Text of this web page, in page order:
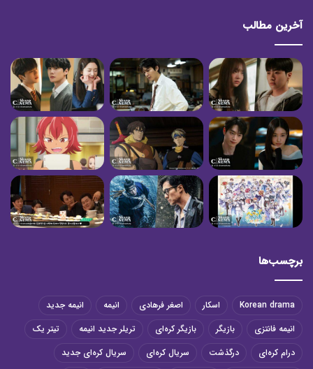
آخرین مطالب
برچسب‌ها
Korean drama اسکار اصغر فرهادی انیمه
انیمه جدید
انیمه فانتزی
بازیگر بازیگر کره‌ای تریلر جدید انیمه
تیتر یک
درام کره‌ای
درگذشت سریال کره‌ای
سریال کره‌ای جدید